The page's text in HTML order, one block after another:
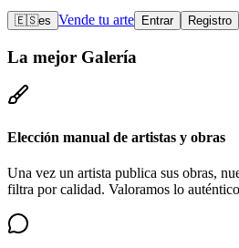
🇪🇸es Vende tu arte Entrar Registro
La mejor Galería
Elección manual de artistas y obras
Una vez un artista publica sus obras,
filtra por calidad. Valoramos lo